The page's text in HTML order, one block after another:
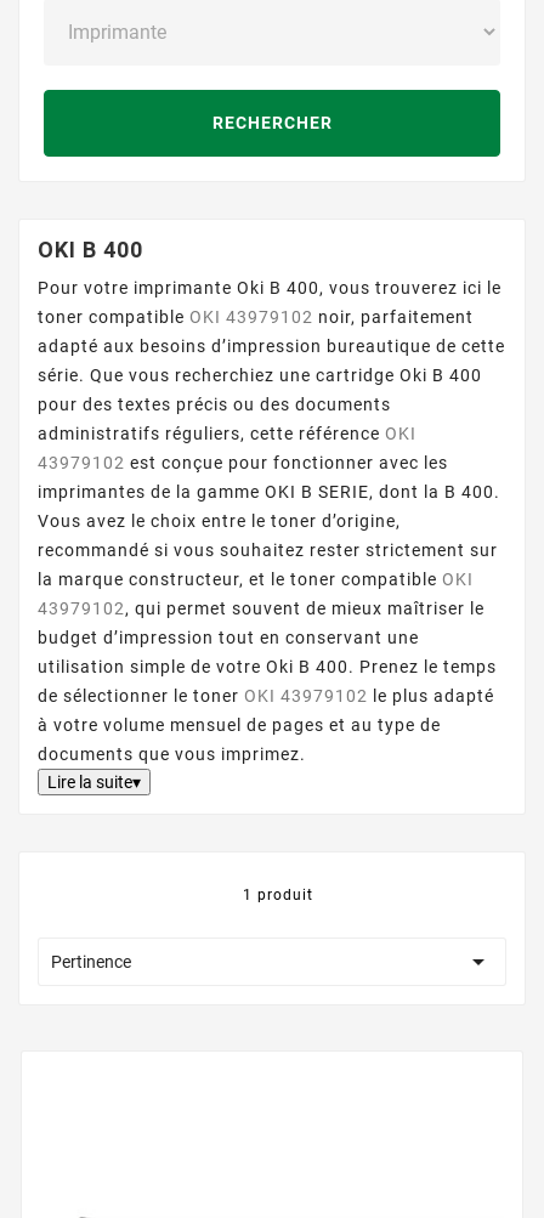
RECHERCHER
OKI B 400
Pour votre imprimante Oki B 400, vous trouverez ici le
toner compatible OKI 43979102 noir, parfaitement
adapté aux besoins d’impression bureautique de cette
série. Que vous recherchiez une cartridge Oki B 400
pour des textes précis ou des documents
administratifs réguliers, cette référence OKI
43979102 est conçue pour fonctionner avec les
imprimantes de la gamme OKI B SERIE, dont la B 400.
Vous avez le choix entre le toner d’origine,
recommandé si vous souhaitez rester strictement sur
la marque constructeur, et le toner compatible OKI
43979102, qui permet souvent de mieux maîtriser le
budget d’impression tout en conservant une
utilisation simple de votre Oki B 400. Prenez le temps
de sélectionner le toner OKI 43979102
le plus adapté
à votre volume mensuel de pages et au type de
documents que vous imprimez.
Lire la suite▾
1 produit
Pertinence 